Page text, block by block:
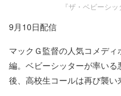
『ザ・ベビーシ
9月10日配信
マックＧ監督の人気コメデ
編。ベビーシッターが率い
後、高校生コールは再び襲い